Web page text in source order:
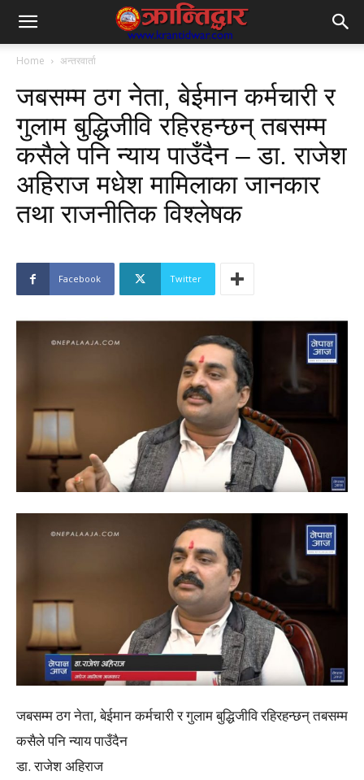
Home अन्तरवार्ता
जबसम्म ठग नेता, बेईमान कर्मचारी र
गुलाम बुद्धिजीवि रहिरहन्छन् तबसम्म
कसैले पनि न्याय पाउँदैन – डा. राजेश
अहिराज मधेश मामिलाका जानकार
तथा राजनीतिक विश्लेषक
Facebook Twitter
जबसम्म ठग नेता, बेईमान कर्मचारी र गुलाम बुद्धिजीवि रहिरहन्छन् तबसम्म
कसैले पनि न्याय पाउँदैन
डा. राजेश अहिराज